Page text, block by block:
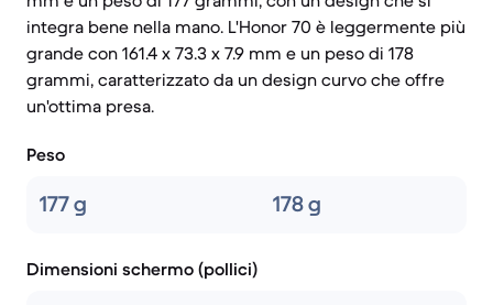
integra bene nella mano. L'Honor 70 è leggermente più
grande con 161.4 x 73.3 x 7.9 mm e un peso di 178
grammi, caratterizzato da un design curvo che offre
un'ottima presa.
Peso
177 g 178 g
Dimensioni schermo (pollici)